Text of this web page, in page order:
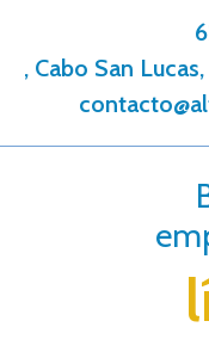
, Cabo San